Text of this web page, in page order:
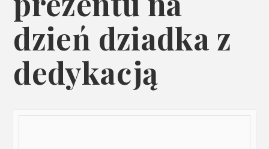
dzień dziadka z
dedykacją